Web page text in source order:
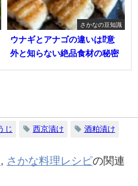
さかなの豆知識
ウナギとアナゴの違いは⁉意
外と知らない絶品食材の秘密
じ 西京漬け 酒粕漬け
, さかな料理レシピの関連